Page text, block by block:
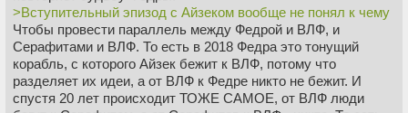
>Вступительный эпизод с Айзеком вообще не понял к чему
Чтобы провести параллель между Федрой и ВЛФ, и
Серафитами и ВЛФ. То есть в 2018 Федра это тонущий
корабль, с которого Айзек бежит к ВЛФ, потому что
разделяет их идеи, а от ВЛФ к Федре никто не бежит. И
спустя 20 лет происходит ТОЖЕ САМОЕ, от ВЛФ люди